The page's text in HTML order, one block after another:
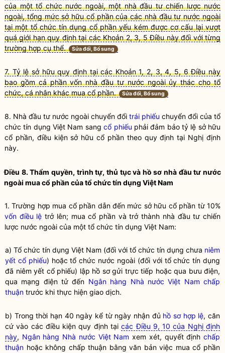
của một tổ chức nước ngoài, một nhà đầu tư chiến lược nước
ngoài, tổng mức sở hữu cổ phần của các nhà đầu tư nước ngoài
tại một tổ chức tín dụng cổ phần yếu kém được cơ cấu lại vượt
quá giới hạn quy định tại các Khoản 2, 3, 5 Điều này đối với từng
trường hợp cụ thể.
Sửa đổi, Bổ sung
7. Tỷ lệ sở hữu quy định tại các Khoản 1, 2, 3, 4, 5, 6 Điều này
bao gồm cả phần vốn nhà đầu tư nước ngoài ủy thác cho tổ
chức, cá nhân khác mua cổ phần.
Sửa đổi, Bổ sung
8. Nhà đầu tư nước ngoài chuyển đổi trái phiếu chuyển đổi của tổ
chức tín dụng Việt Nam sangcổ phiếu phải đảm bảo tỷ lệ sở hữu
cổ phần, điều kiệnsở hữu cổ phầntheo quy định tại Nghị định
này.
Điều 8. Thẩm quyền, trình tự, thủ tục và hồ sơnhà đầu tư nước
ngoài muacổ phần củatổ chức tín dụng Việt Nam
1. Trường hợp mua cổ phần dẫn đến mức sở hữu cổ phần từ 10%
vốn điều lệ trở lên; mua cổ phần và trở thành nhà đầu tư chiến
lược nước ngoài của một tổ chức tín dụng Việt Nam:
a) Tổ chức tín dụng Việt Nam (đối với tổ chức tín dụng chưa niêm
yết cổ phiếu) hoặctổ chức nước ngoài(đối với tổ chức tín dụng
đã niêm yết cổ phiếu) lập hồ sơ gửi trực tiếp hoặc qua bưu điện,
qua mạng điện tử đến Ngân hàng Nhà nước Việt Nam chấp
thuận trước khi thực hiện giao dịch.
b) Trong thời hạn 40 ngày kể từ ngày nhận đủ hồ sơ hợp lệ, căn
cứ vào các điều kiện quy định tạicác Điều 9, 10 của Nghị định
này, Ngân hàng Nhà nước Việt Nam xem xét, quyết địnhchấp
thuận hoặc không chấp thuận bằng văn bản việc muacổ phần